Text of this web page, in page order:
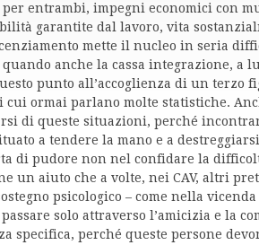
entrambi, impegni economici con
garantite dal lavoro, vita
mette il nucleo in seria
anche la cassa integrazione, a
punto all’accoglienza di un terzo
cui ormai parlano molte statistiche.
di queste situazioni, perché
a tendere la mano e a
di pudore non nel confidare la
un aiuto che a volte, nei CAV, altri
psicologico – come nella
solo attraverso l’amicizia e la
specifica, perché queste persone